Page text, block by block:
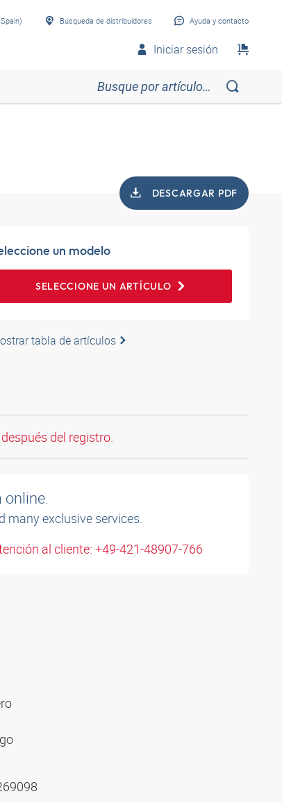
Búsqueda de distribuidores Ayuda y contacto
Iniciar sesión
DESCARGAR PDF
un modelo
SELECCIONE UN ARTÍCULO
tabla de artículos
del registro.
online.
many exclusive services.
al cliente: +49-421-48907-766